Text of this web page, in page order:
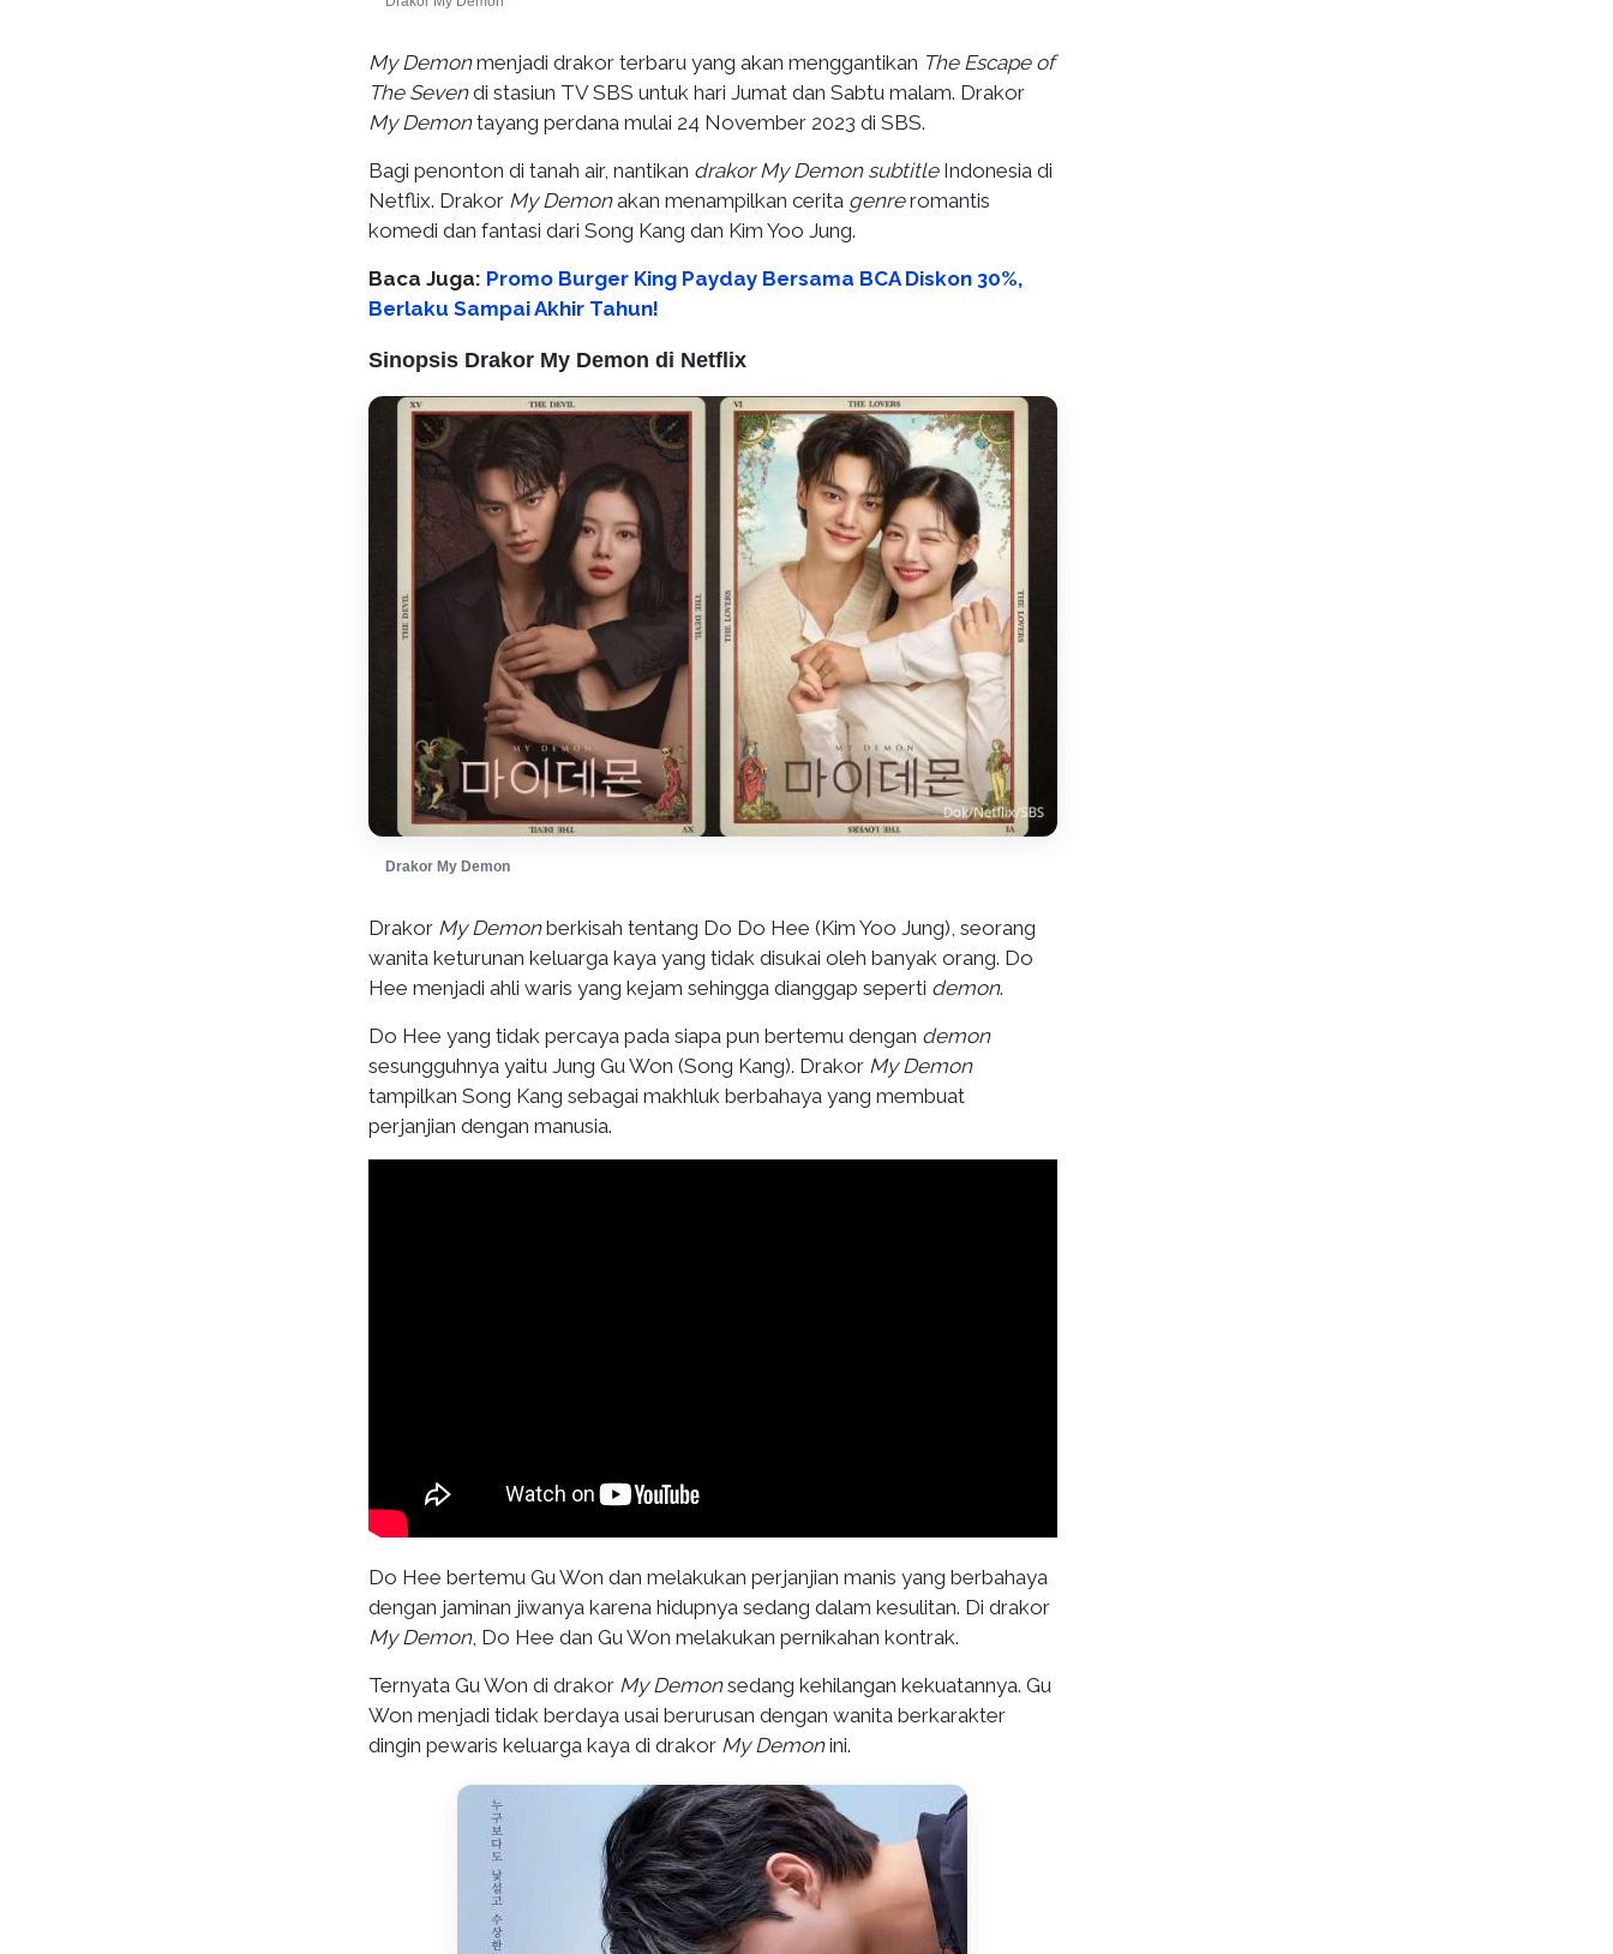
My Demonmenjadi drakor terbaru yang akan menggantikan The Escape of
The Sevendi stasiun TV SBS untuk hari Jumat dan Sabtu malam. Drakor
My Demontayang perdana mulai 24 November 2023 di SBS.
Bagi penonton di tanah air, nantikan drakor My Demon subtitleIndonesia di
Netflix. Drakor My Demonakan menampilkan cerita genreromantis
komedi dan fantasi dari Song Kang dan Kim Yoo Jung.
Baca Juga: Promo Burger King Payday Bersama BCA Diskon 30%,
Berlaku Sampai Akhir Tahun!
Sinopsis Drakor My Demon di Netflix
Drakor My Demon
Drakor My Demonberkisah tentang Do Do Hee (Kim Yoo Jung), seorang
wanita keturunan keluarga kaya yang tidak disukai oleh banyak orang. Do
Hee menjadi ahli waris yang kejam sehingga dianggap seperti demon.
Do Hee yang tidak percaya pada siapa pun bertemu dengan demon
sesungguhnya yaitu Jung Gu Won (Song Kang). Drakor My Demon
tampilkan Song Kang sebagai makhluk berbahaya yang membuat
perjanjian dengan manusia.
Do Hee bertemu Gu Won dan melakukan perjanjian manis yang berbahaya
dengan jaminan jiwanya karena hidupnya sedang dalam kesulitan. Di drakor
My Demon, Do Hee dan Gu Won melakukan pernikahan kontrak.
Ternyata Gu Won di drakor My Demonsedang kehilangan kekuatannya. Gu
Won menjadi tidak berdaya usai berurusan dengan wanita berkarakter
dingin pewaris keluarga kaya di drakor My Demonini.